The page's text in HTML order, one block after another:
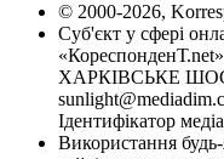
© 2000-2026,
Суб'єкт у сфері
ХАРКІВСЬКЕ
Ідентифікатор
Використання